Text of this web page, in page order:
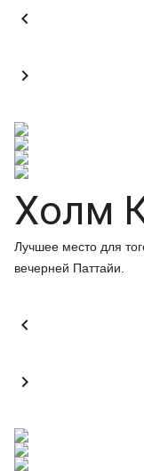


Холм
Лучшее место для
вечерней Паттайи.

